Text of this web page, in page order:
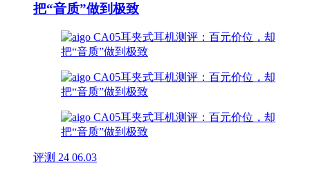
把“音质”做到极致
评测 24 06.03